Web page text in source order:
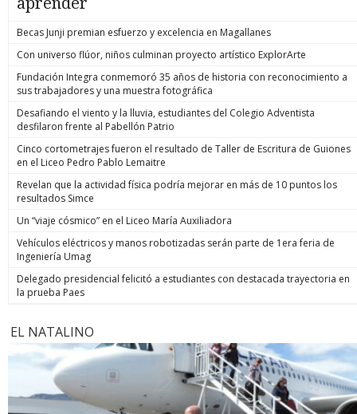
Becas Junji premian esfuerzo y excelencia en Magallanes
Con universo flúor, niños culminan proyecto artístico ExplorArte
Fundación Integra conmemoró 35 años de historia con reconocimiento a
sus trabajadores y una muestra fotográfica
Desafiando el viento y la lluvia, estudiantes del Colegio Adventista
desfilaron frente al Pabellón Patrio
Cinco cortometrajes fueron el resultado de Taller de Escritura de Guiones
en el Liceo Pedro Pablo Lemaitre
Revelan que la actividad física podría mejorar en más de 10 puntos los
resultados Simce
Un “viaje cósmico” en el Liceo María Auxiliadora
Vehículos eléctricos y manos robotizadas serán parte de 1era feria de
Ingeniería Umag
Delegado presidencial felicitó a estudiantes con destacada trayectoria en
la prueba Paes
EL NATALINO